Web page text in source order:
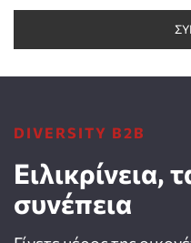
DIVERSITY B2B
Ειλικρίνεια,
συνέπεια